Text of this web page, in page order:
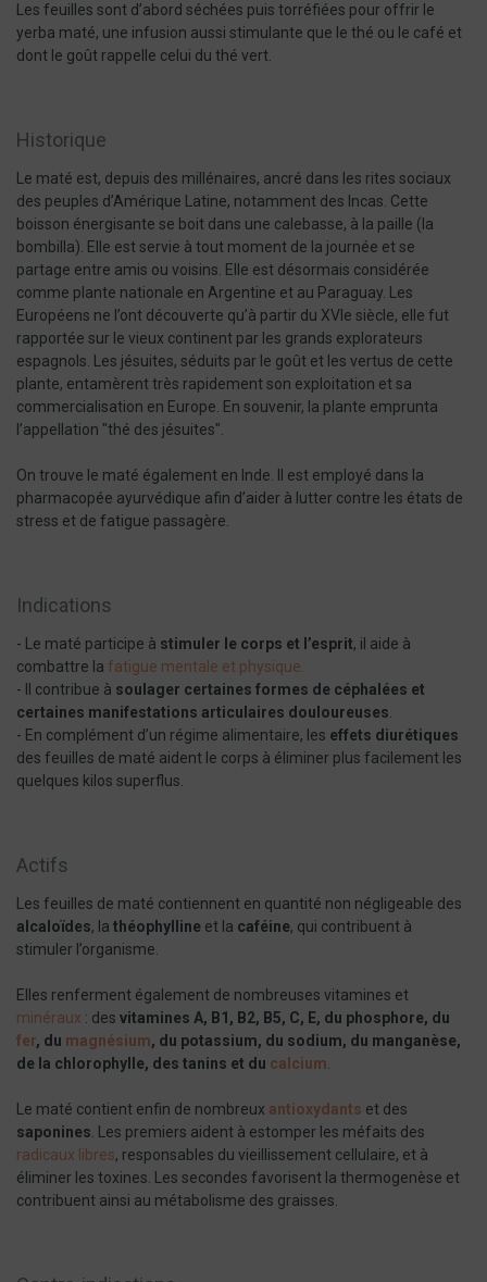
Les feuilles sont d’abord séchées puis torréfiées pour offrir le
yerba maté, une infusion aussi stimulante que le thé ou le café et
dont le goût rappelle celui du thé vert.
Historique
Le maté est, depuis des millénaires, ancré dans les rites sociaux
des peuples d’Amérique Latine, notamment des Incas. Cette
boisson énergisante se boit dans une calebasse, à la paille (la
bombilla). Elle est servie à tout moment de la journée et se
partage entre amis ou voisins. Elle est désormais considérée
comme plante nationale en Argentine et au Paraguay. Les
Européens ne l’ont découverte qu’à partir du XVIe siècle, elle fut
rapportée sur le vieux continent par les grands explorateurs
espagnols. Les jésuites, séduits par le goût et les vertus de cette
plante, entamèrent très rapidement son exploitation et sa
commercialisation en Europe. En souvenir, la plante emprunta
l’appellation "thé des jésuites".
On trouve le maté également en Inde. Il est employé dans la
pharmacopée ayurvédique afin d’aider à lutter contre les états de
stress et de fatigue passagère.
Indications
- Le maté participe à stimuler le corps et l’esprit, il aide à
combattre la fatigue mentale et physique.
- Il contribue à soulager certaines formes de céphalées et
certaines manifestations articulaires douloureuses
- En complément d’un régime alimentaire, les effets diurétiques
des feuilles de maté aident le corps à éliminer plus facilement les
quelques kilos superflus.
Actifs
Les feuilles de maté contiennent en quantité non négligeable des
alcaloïdes, la théophylline et la caféine, qui contribuent à
stimuler l’organisme.
Elles renferment également de nombreuses vitamines et
minéraux : des vitamines A, B1, B2, B5, C, E, du phosphore, du
fer, du magnésium, du potassium, du sodium, du manganèse,
de la chlorophylle, des tanins et du calcium
Le maté contient enfin de nombreux antioxyd ants et des
saponines . Les premiers aident à estomper les méfaits des
radicaux libres, responsables du vieillissement cellulaire, et à
éliminer les toxines. Les secondes favorisent la thermogenèse et
contribuent ainsi au métabolisme des graisses.